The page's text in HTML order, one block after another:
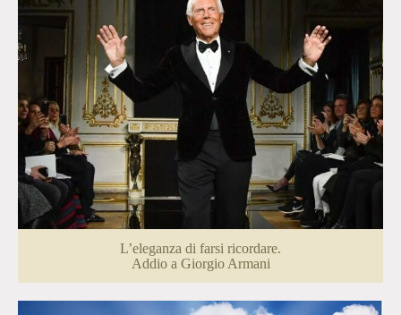
L’eleganza di farsi ricordare.
Addio a Giorgio Armani